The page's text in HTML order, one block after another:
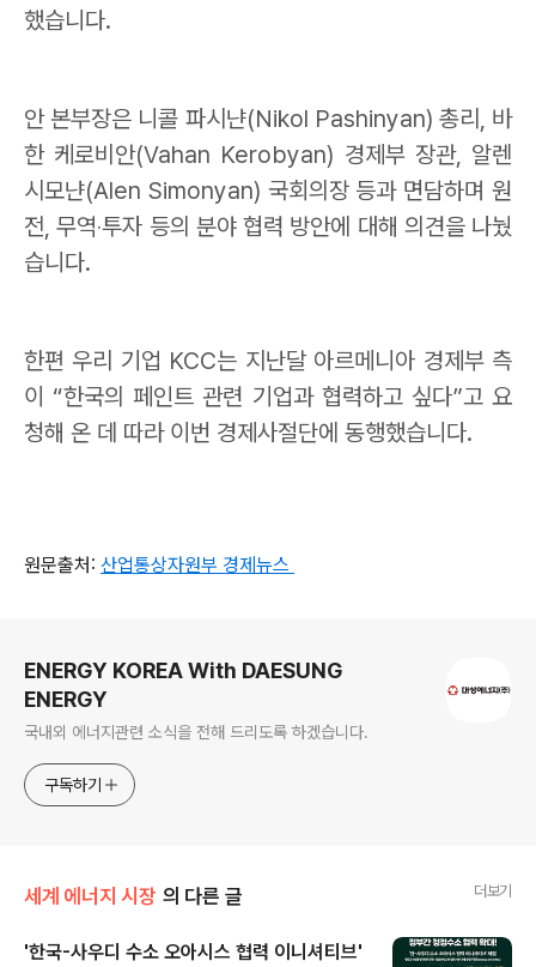
했습니다.
안 본부장은 니콜 파시냔(Nikol Pashinyan) 총리 , 바
한 케로비안(Vahan Kerobyan) 경제부 장관, 알렌
시모냔(Alen Simonyan) 국회의장 등과 면담하며 원
전, 무역‧투자 등의 분야 협력 방안에 대해 의견을 나눴
습니다.
한편 우리 기업 KCC는 지난달 아르메니아 경제부 측
이 “한국의 페인트 관련 기업과 협력하고 싶다”고 요
청해 온 데 따라 이번 경제사절단에 동행했습니다.
원문출처: 산업통상자원부 경제뉴스
ENERGY KOREA With DAESUNG
ENERGY
국내외 에너지관련 소식을 전해 드리도록 하겠습니다.
구독하기
세계 에너지 시장 의 다른 글 더보기
'한국-사우디 수소 오아시스 협력 이니셔티브'